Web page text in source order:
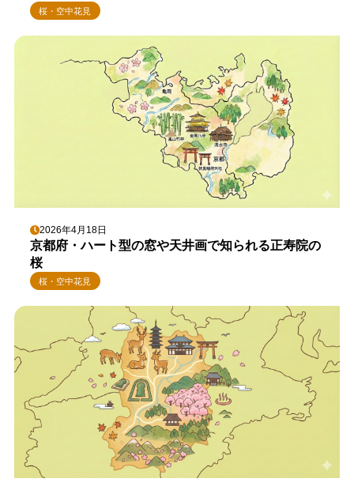
桜・空中花見
2026年4月18日
京都府・ハート型の窓や天井画で知られる正寿院の
桜
桜・空中花見